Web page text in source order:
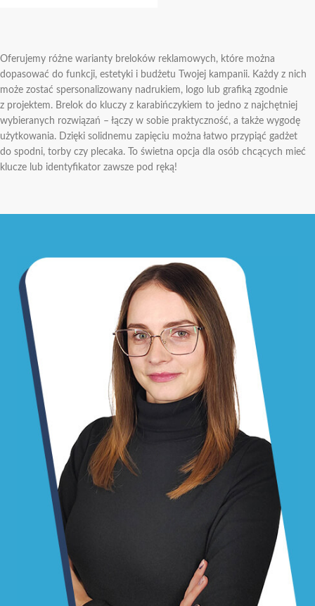
Oferujemy różne warianty breloków reklamowych, które można
dopasować do funkcji, estetyki i budżetu Twojej kampanii. Każdy z nich
może zostać spersonalizowany nadrukiem, logo lub grafiką zgodnie
z projektem. Brelok do kluczy z karabińczykiem to jedno z najchętniej
wybieranych rozwiązań – łączy w sobie praktyczność, a także wygodę
użytkowania. Dzięki solidnemu zapięciu można łatwo przypiąć gadżet
do spodni, torby czy plecaka. To świetna opcja dla osób chcących mieć
klucze lub identyfikator zawsze pod ręką!